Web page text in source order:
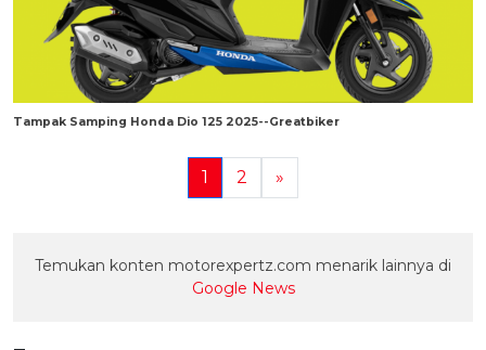
Tampak Samping Honda Dio 125 2025--Greatbiker
1 2 »
Temukan konten motorexpertz.com menarik lainnya di
Google News